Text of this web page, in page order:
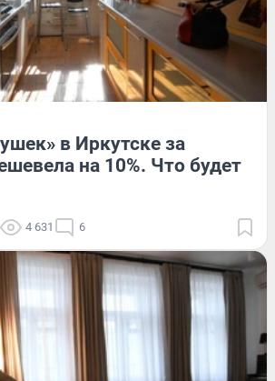
в Иркутске за
на 10%. Что будет
4 631 6